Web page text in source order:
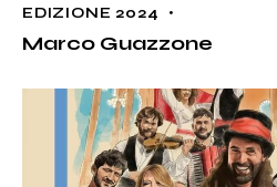
EDIZIONE 2024
Marco Guazzone